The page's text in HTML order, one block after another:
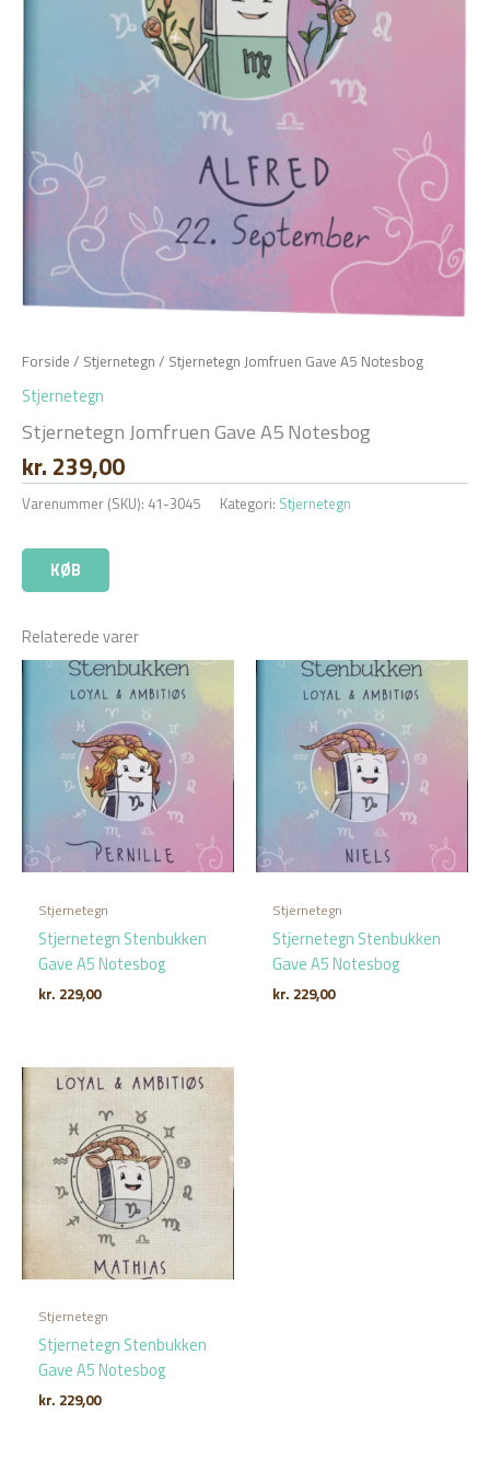
Forside / Stjernetegn / Stjernetegn Jomfruen Gave A5 Notesbog
Stjernetegn
Stjernetegn Jomfruen Gave A5 Notesbog
kr. 239,00
Varenummer (SKU): 41-3045 Kategori: Stjernetegn
KØB
Relaterede varer
Stjernetegn
Stjernetegn Stenbukken
Gave A5 Notesbog
kr. 229,00
Stjernetegn
Stjernetegn Stenbukken
Gave A5 Notesbog
kr. 229,00
Stjernetegn
Stjernetegn Stenbukken
Gave A5 Notesbog
kr. 229,00